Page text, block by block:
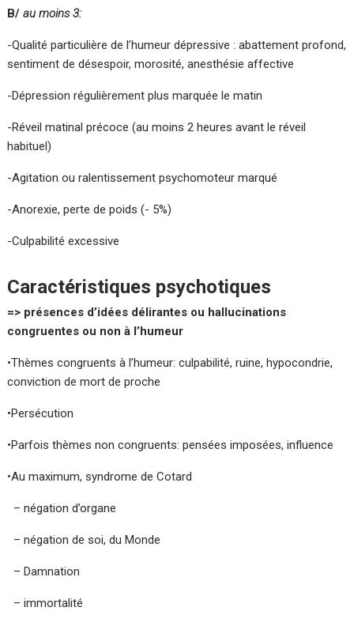
B/au moins 3:
-Qualité particulière de l’humeur dépressive : abattement profond,
sentiment de désespoir, morosité, anesthésie affective
-Dépression régulièrement plus marquée le matin
-Réveil matinal précoce (au moins 2 heures avant le réveil
habituel)
-Agitation ou ralentissement psychomoteur marqué
-Anorexie, perte de poids (- 5%)
-Culpabilité excessive
Caractéristiques psychotiques
=> présences d’idées délirantes ou hallucinations
congruentes ou non à l’humeur
•Thèmes congruents à l’humeur: culpabilité, ruine, hypocondrie,
conviction de mort de proche
•Persécution
•Parfois thèmes non congruents: pensées imposées, influence
•Au maximum, syndrome de Cotard
– négation d’organe
– négation de soi, du Monde
– Damnation
– immortalité